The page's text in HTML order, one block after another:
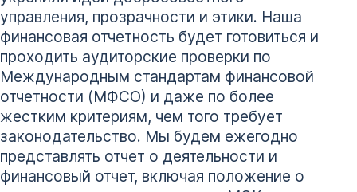
управления, прозрачности и этики. Наша
финансовая отчетность будет готовиться и
проходить аудиторские проверки по
Международным стандартам финансовой
отчетности (МФСО) и даже по более
жестким критериям, чем того требует
законодательство. Мы будем ежегодно
представлять отчет о деятельности и
финансовый отчет, включая положение о